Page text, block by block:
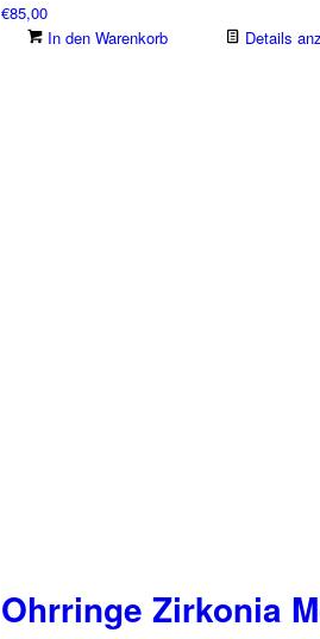
€85,00
In den Warenkorb
Details
Ohrringe Zirkonia